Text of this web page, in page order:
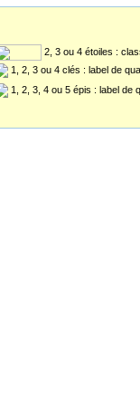
2, 3 ou 4 étoiles :
1, 2, 3 ou 4 clés : label de
1, 2, 3, 4 ou 5 épis : label de